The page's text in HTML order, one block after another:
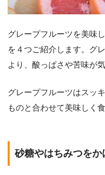
グレープフルーツを美味
を４つご紹介します。グ
より、酸っぱさや苦味が
グレープフルーツはスッ
ものと合わせて美味しく
砂糖やはちみつをか